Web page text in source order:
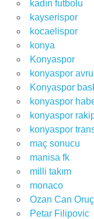
kadın futbolu
kayserispor
kocaelispor
konya
Konyaspor
konyaspor
Konyaspor
konyaspor
konyaspor
konyaspor
maç sonucu
manisa fk
milli takım
monaco
Ozan Can Oruç
Petar Filipovic